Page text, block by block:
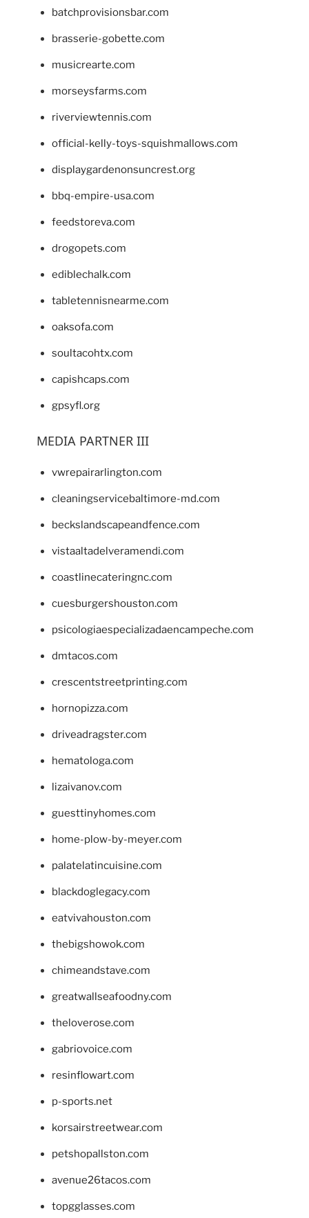
batchprovisionsbar.com
brasserie-gobette.com
musicrearte.com
morseysfarms.com
riverviewtennis.com
official-kelly-toys-squishmallows.com
displaygardenonsuncrest.org
bbq-empire-usa.com
feedstoreva.com
drogopets.com
ediblechalk.com
tabletennisnearme.com
oaksofa.com
soultacohtx.com
capishcaps.com
gpsyfl.org
MEDIA PARTNER III
vwrepairarlington.com
cleaningservicebaltimore-md.com
beckslandscapeandfence.com
vistaaltadelveramendi.com
coastlinecateringnc.com
cuesburgershouston.com
psicologiaespecializadaencampeche.com
dmtacos.com
crescentstreetprinting.com
hornopizza.com
driveadragster.com
hematologa.com
lizaivanov.com
guesttinyhomes.com
home-plow-by-meyer.com
palatelatincuisine.com
blackdoglegacy.com
eatvivahouston.com
thebigshowok.com
chimeandstave.com
greatwallseafoodny.com
theloverose.com
gabriovoice.com
resinflowart.com
p-sports.net
korsairstreetwear.com
petshopallston.com
avenue26tacos.com
topgglasses.com